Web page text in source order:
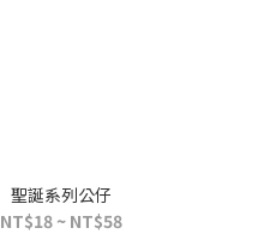
聖誕系列公仔
NT$18 ~ NT$58